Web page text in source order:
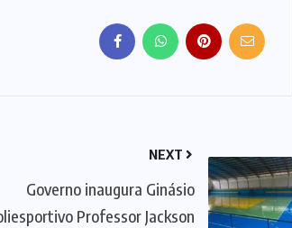
NEXT
Governo inaugura Ginásio
Professor Jackson